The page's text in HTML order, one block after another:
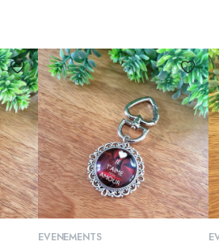
AJOUTER AU PANIER
EVENEMENTS